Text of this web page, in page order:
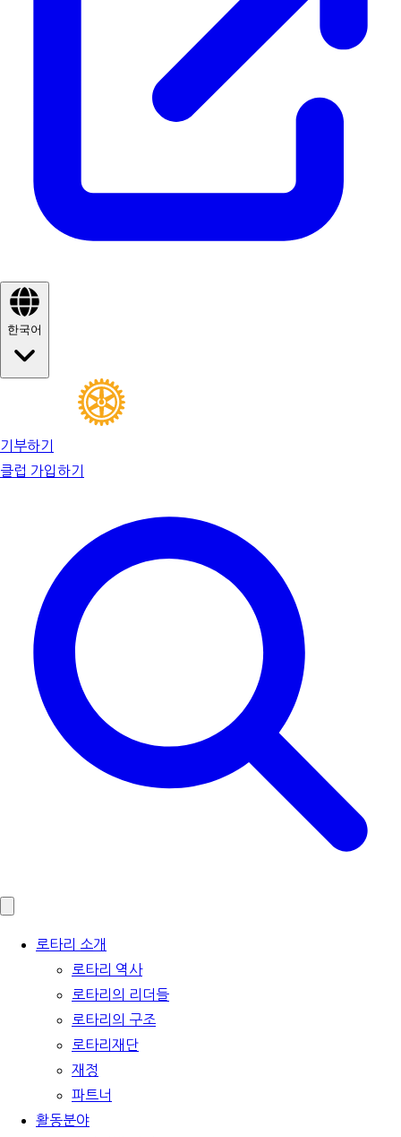
한국어
기부하기
클럽 가입하기
로타리 소개
로타리 역사
로타리의 리더들
로타리의 구조
로타리재단
재정
파트너
활동분야